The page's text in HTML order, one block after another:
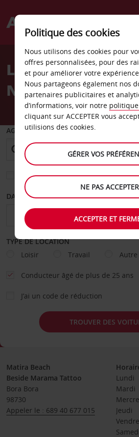
Welcome
AvisLocation de
Novotel
AGENCE DE DÉPART
Sélectionnez une autre agence de
DATE DE DÉPART DATE
TYPE DE LOCATION
Loisir
Travail Autre
Conducteur âgé de plus de 25 ans
J’ai un code de réduction
TROUVER DES
Matira Beach
Beside Marama Tattoo
Bora Bora
98730
Appeler le : 689 40 677 015
Lundi
Mardi
Jeudi
Samedi
Politique des cookies
Nous utilisons des cookies pour
offres personnalisées, pour des
et pour améliorer votre
Nous partageons également nos
partenaires publicitaires et
d’informations, voir notre
cliquant sur ACCEPTER vous
utilisions des cookies.
GÉRER VOS
NE PAS ACCEPTER
ACCEPTER ET